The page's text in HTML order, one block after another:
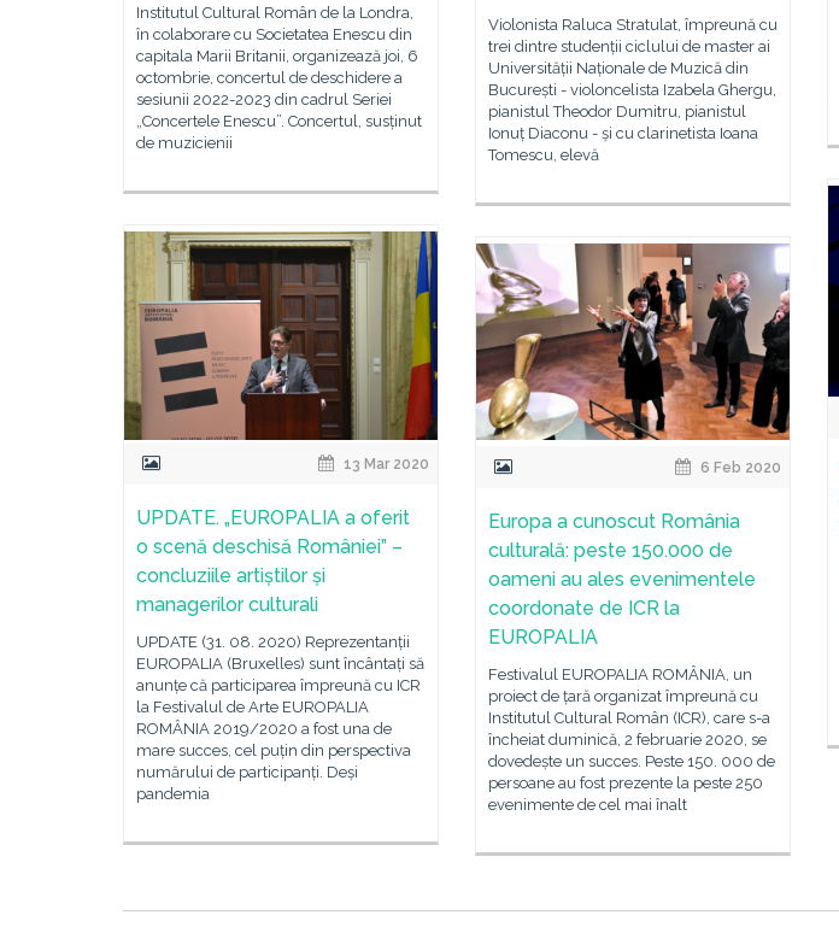
Violonista Raluca Stratulat, împreună cu
trei dintre studenții ciclului de master ai
Universității Naționale de Muzică din
București - violoncelista Izabela Ghergu,
pianistul Theodor Dumitru, pianistul
Ionuț Diaconu - și cu clarinetista Ioana
Tomescu, elevă
Institutul Cultural Român de la Londra,
în colaborare cu Societatea Enescu din
capitala Marii Britanii, organizează joi, 6
octombrie, concertul de deschidere a
sesiunii 2022-2023 din cadrul Seriei
„Concertele Enescu”. Concertul, susținut
de muzicienii
13 Mar 2020
UPDATE. „EUROPALIA a oferit
o scenă deschisă României” –
concluziile artiștilor și
managerilor culturali
UPDATE (31. 08. 2020) Reprezentanții
EUROPALIA (Bruxelles) sunt încântați să
anunțe că participarea împreună cu ICR
la Festivalul de Arte EUROPALIA
ROMÂNIA 2019/2020 a fost una de
mare succes, cel puțin din perspectiva
numărului de participanți. Deși
pandemia
6 Feb 2020
Europa a cunoscut România
culturală: peste 150.000 de
oameni au ales evenimentele
coordonate de ICR la
EUROPALIA
Festivalul EUROPALIA ROMÂNIA, un
proiect de țară organizat împreună cu
Institutul Cultural Român (ICR), care s-a
încheiat duminică, 2 februarie 2020, se
dovedește un succes. Peste 150. 000 de
persoane au fost prezente la peste 250
evenimente de cel mai înalt